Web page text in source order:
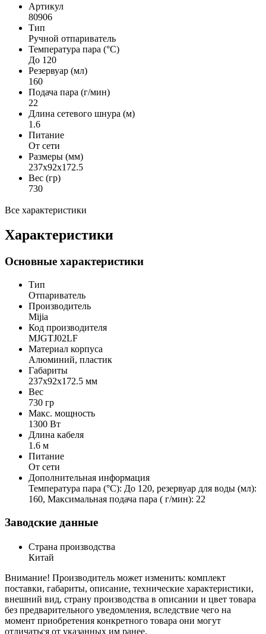
Артикул
80906
Тип
Ручной отпариватель
Температура пара (°С)
До 120
Резервуар (мл)
160
Подача пара (г/мин)
22
Длина сетевого шнура (м)
1.6
Питание
От сети
Размеры (мм)
237x92x172.5
Вес (гр)
730
Все характеристики
Характеристики
Основные характеристики
Тип
Отпариватель
Производитель
Mijia
Код производителя
MJGTJ02LF
Материал корпуса
Алюминий, пластик
Габариты
237x92x172.5 мм
Вес
730 гр
Макс. мощность
1300 Вт
Длина кабеля
1.6 м
Питание
От сети
Дополнительная информация
Температура пара (°С): До 120, резервуар для воды (мл):
160, Максимальная подача пара ( г/мин): 22
Заводские данные
Страна производства
Китай
Внимание! Производитель может изменить: комплект
поставки, габариты, описание, технические характеристики,
внешний вид, страну производства в описании и цвет товара
без предварительного уведомления, вследствие чего на
момент приобретения конкретного товара они могут
отличаться от указанных им ранее.